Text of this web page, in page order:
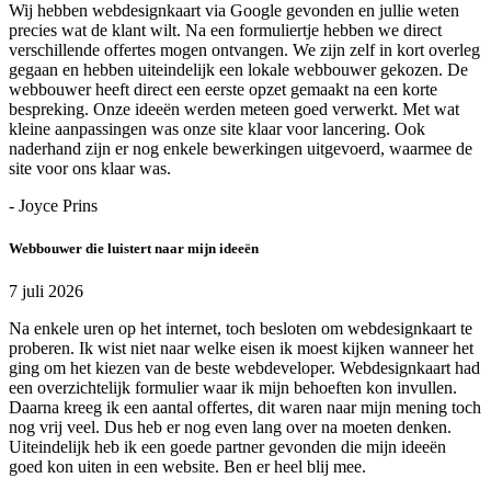
Wij hebben webdesignkaart via Google gevonden en jullie weten
precies wat de klant wilt. Na een formuliertje hebben we direct
verschillende offertes mogen ontvangen. We zijn zelf in kort overleg
gegaan en hebben uiteindelijk een lokale webbouwer gekozen. De
webbouwer heeft direct een eerste opzet gemaakt na een korte
bespreking. Onze ideeën werden meteen goed verwerkt. Met wat
kleine aanpassingen was onze site klaar voor lancering. Ook
naderhand zijn er nog enkele bewerkingen uitgevoerd, waarmee de
site voor ons klaar was.
- Joyce Prins
Webbouwer die luistert naar mijn ideeën
7 juli 2026
Na enkele uren op het internet, toch besloten om webdesignkaart te
proberen. Ik wist niet naar welke eisen ik moest kijken wanneer het
ging om het kiezen van de beste webdeveloper. Webdesignkaart had
een overzichtelijk formulier waar ik mijn behoeften kon invullen.
Daarna kreeg ik een aantal offertes, dit waren naar mijn mening toch
nog vrij veel. Dus heb er nog even lang over na moeten denken.
Uiteindelijk heb ik een goede partner gevonden die mijn ideeën
goed kon uiten in een website. Ben er heel blij mee.